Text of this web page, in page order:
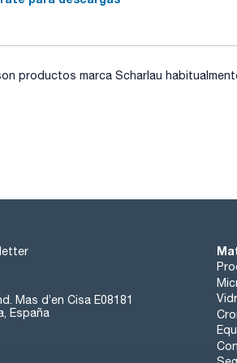
productos marca Scharlau
Mas d’en Cisa E08181
España